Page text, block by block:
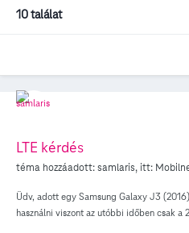
10 találat
LTE kérdés
téma hozzáadott:samlaris, itt:
Üdv, adott egy Samsung Galaxy J3
használni viszont az utóbbi időben csak a